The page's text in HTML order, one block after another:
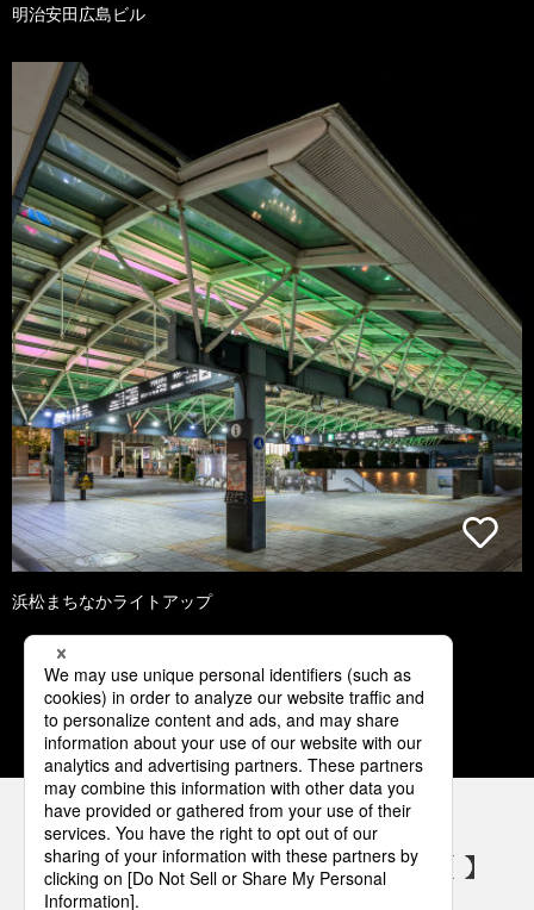
明治安田広島ビル
浜松まちなかライトアップ
1 2 3 4 5
パナソニックの電気設備 SNSアカウント